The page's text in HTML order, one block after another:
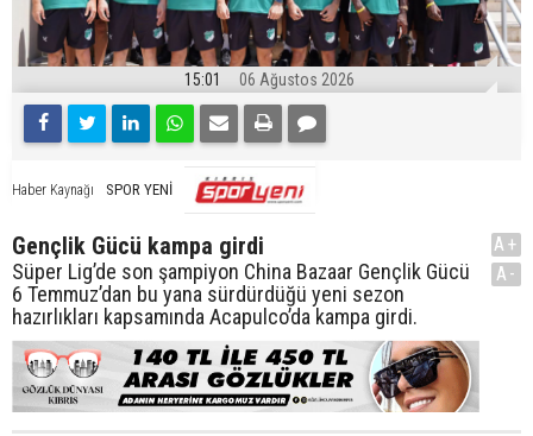
15:01 06 Ağustos 2026
Haber Kaynağı SPOR YENİ
Gençlik Gücü kampa girdi
Süper Lig’de son şampiyon China Bazaar Gençlik Gücü
6 Temmuz’dan bu yana sürdürdüğü yeni sezon
hazırlıkları kapsamında Acapulco’da kampa girdi.
A+
A-